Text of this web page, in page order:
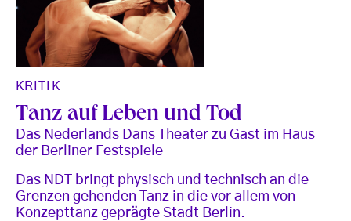
KRITIK
Tanz auf Leben und Tod
Das Nederlands Dans Theater zu Gast im Haus
der Berliner Festspiele
Das NDT bringt physisch und technisch an die
Grenzen gehenden Tanz in die vor allem von
Konzepttanz geprägte Stadt Berlin.